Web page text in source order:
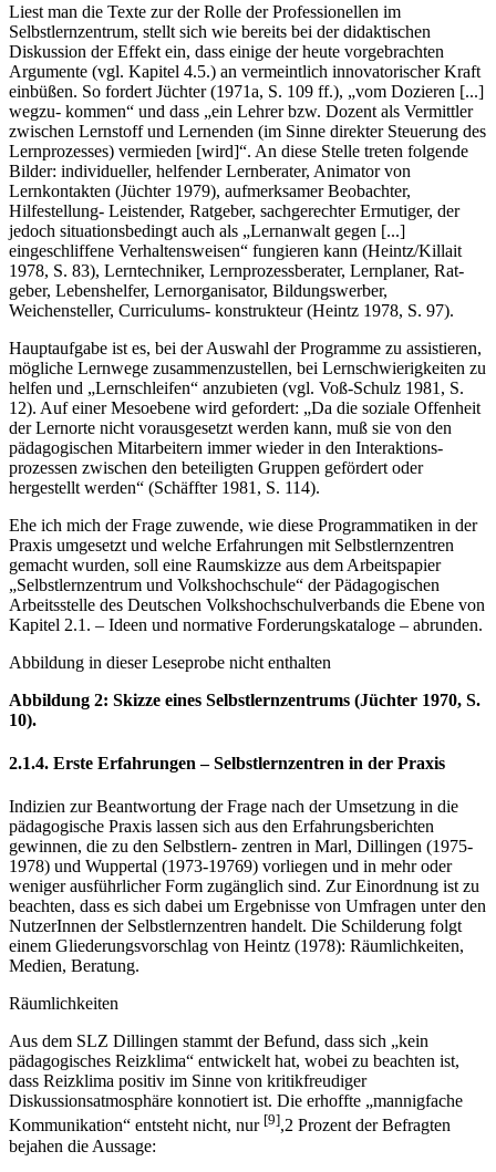
Liest man die Texte zur der Rolle der Professionellen im
Selbstlernzentrum, stellt sich wie bereits bei der didaktischen
Diskussion der Effekt ein, dass einige der heute vorgebrachten
Argumente (vgl. Kapitel 4.5.) an vermeintlich innovatorischer Kraft
einbüßen. So fordert Jüchter (1971a, S. 109 ff.), „vom Dozieren [...]
wegzu- kommen“ und dass „ein Lehrer bzw. Dozent als Vermittler
zwischen Lernstoff und Lernenden (im Sinne direkter Steuerung des
Lernprozesses) vermieden [wird]“. An diese Stelle treten folgende
Bilder: individueller, helfender Lernberater, Animator von
Lernkontakten (Jüchter 1979), aufmerksamer Beobachter,
Hilfestellung- Leistender, Ratgeber, sachgerechter Ermutiger, der
jedoch situationsbedingt auch als „Lernanwalt gegen [...]
eingeschliffene Verhaltensweisen“ fungieren kann (Heintz/Killait
1978, S. 83), Lerntechniker, Lernprozessberater, Lernplaner, Rat-
geber, Lebenshelfer, Lernorganisator, Bildungswerber,
Weichensteller, Curriculums- konstrukteur (Heintz 1978, S. 97).
Hauptaufgabe ist es, bei der Auswahl der Programme zu assistieren,
mögliche Lernwege zusammenzustellen, bei Lernschwierigkeiten zu
helfen und „Lernschleifen“ anzubieten (vgl. Voß-Schulz 1981, S.
12). Auf einer Mesoebene wird gefordert: „Da die soziale Offenheit
der Lernorte nicht vorausgesetzt werden kann, muß sie von den
pädagogischen Mitarbeitern immer wieder in den Interaktions-
prozessen zwischen den beteiligten Gruppen gefördert oder
hergestellt werden“ (Schäffter 1981, S. 114).
Ehe ich mich der Frage zuwende, wie diese Programmatiken in der
Praxis umgesetzt und welche Erfahrungen mit Selbstlernzentren
gemacht wurden, soll eine Raumskizze aus dem Arbeitspapier
„Selbstlernzentrum und Volkshochschule“ der Pädagogischen
Arbeitsstelle des Deutschen Volkshochschulverbands die Ebene von
Kapitel 2.1. – Ideen und normative Forderungskataloge – abrunden.
Abbildung in dieser Leseprobe nicht enthalten
Abbildung 2: Skizze eines Selbstlernzentrums (Jüchter 1970, S.
10).
2.1.4. Erste Erfahrungen – Selbstlernzentren in der Praxis
Indizien zur Beantwortung der Frage nach der Umsetzung in die
pädagogische Praxis lassen sich aus den Erfahrungsberichten
gewinnen, die zu den Selbstlern- zentren in Marl, Dillingen (1975-
1978) und Wuppertal (1973-19769) vorliegen und in mehr oder
weniger ausführlicher Form zugänglich sind. Zur Einordnung ist zu
beachten, dass es sich dabei um Ergebnisse von Umfragen unter den
NutzerInnen der Selbstlernzentren handelt. Die Schilderung folgt
einem Gliederungsvorschlag von Heintz (1978): Räumlichkeiten,
Medien, Beratung.
Räumlichkeiten
Aus dem SLZ Dillingen stammt der Befund, dass sich „kein
pädagogisches Reizklima“ entwickelt hat, wobei zu beachten ist,
dass Reizklima positiv im Sinne von kritikfreudiger
Diskussionsatmosphäre konnotiert ist. Die erhoffte „mannigfache
Kommunikation“ entsteht nicht, nur [9],2 Prozent der Befragten
bejahen die Aussage: